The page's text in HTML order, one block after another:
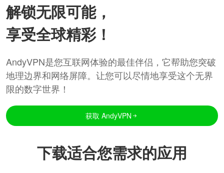
解锁无限可能，
享受全球精彩！
AndyVPN是您互联网体验的最佳伴侣，它帮助您突破
地理边界和网络屏障。让您可以尽情地享受这个无界
限的数字世界！
获取 AndyVPN
下载适合您需求的应用